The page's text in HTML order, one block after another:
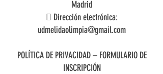
Madrid
 Dirección electrónica:
udmelidaolimpia@gmail.com
POLÍTICA DE PRIVACIDAD – FORMULARIO DE
INSCRIPCIÓN